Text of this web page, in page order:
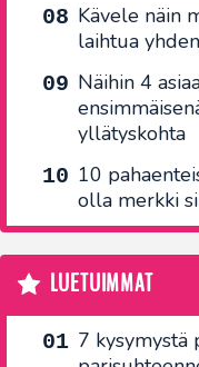
Kävele näin
laihtua
Näihin 4
yllätyskohta
10
olla merkki
LUETUIMMAT
7 kysymystä